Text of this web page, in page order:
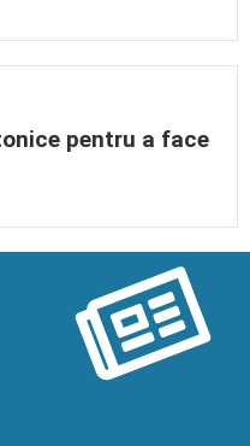
pentru a face